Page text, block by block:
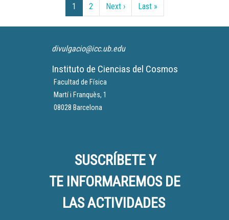
1 2 Next ›Siguiente página
Last »Última página
divulgacio@icc.ub.edu
Instituto de Ciencias del Cosmos
Facultad de Física
Martí i Franquès, 1
08028 Barcelona
SUSCRÍBETE Y
TE INFORMAREMOS DE
LAS ACTIVIDADES